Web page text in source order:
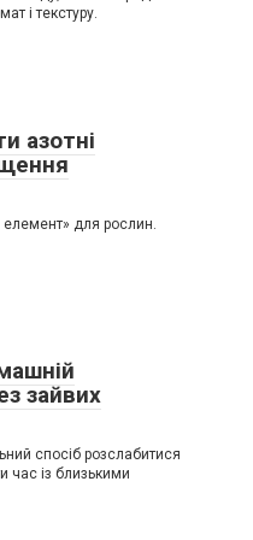
і текстуру.
азотні
для рослин.
зайвих
спосіб розслабитися
час із близькими